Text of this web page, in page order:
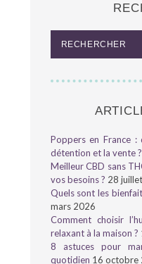
Poppers en France
détention et la vente ?
Meilleur CBD sans
vos besoins ? 28
Quels sont les
mars 2026
Comment choisir
relaxant à la maison ?
8 astuces pour
quotidien 16 octobre